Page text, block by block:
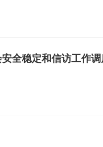
全稳定和信访工作